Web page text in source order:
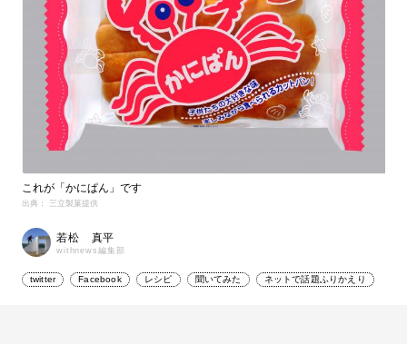
これが「かにぱん」です
出典： 三立製菓提供
若松 真平
withnews編集部
twitter Facebook レシピ 聞いてみた ネットで話題ふりかえり